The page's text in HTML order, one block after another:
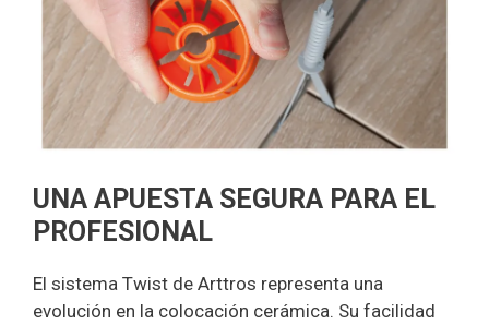
UNA APUESTA SEGURA PARA EL
PROFESIONAL
El sistema Twist de Arttros representa una
evolución en la colocación cerámica. Su facilidad